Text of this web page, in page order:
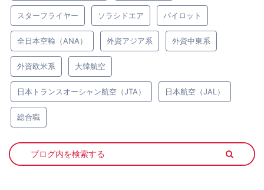
スターフライヤー ソラシドエア パイロット
全日本空輸（ANA） 外資アジア系 外資中東系
外資欧米系 大韓航空
日本トランスオーシャン航空（JTA） 日本航空（JAL）
総合職